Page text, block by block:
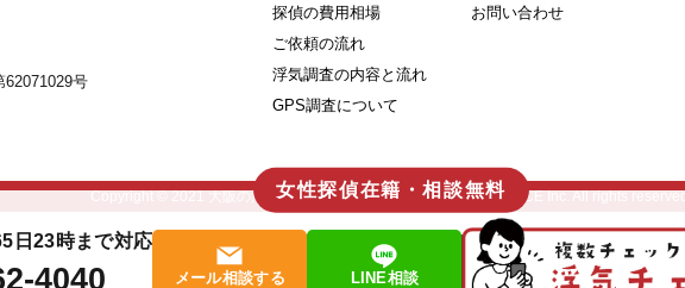
号
探偵の費用相場
ご依頼の流れ
浮気調査の内容と流れ
GPS調査について
お問い合わせ
大阪の浮気調査・不倫調査・探偵 | COCO-SERVICE Inc. All rights reserved.
女性探偵在籍・相談無料
日23時まで対応
4040 メール相談する LINE相談